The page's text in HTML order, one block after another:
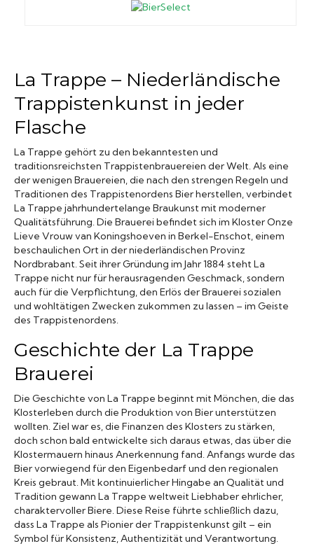
La Trappe – Niederländische
Trappistenkunst in jeder
Flasche
La Trappe gehört zu den bekanntesten und
traditionsreichsten Trappistenbrauereien der Welt. Als eine
der wenigen Brauereien, die nach den strengen Regeln und
Traditionen des Trappistenordens Bier herstellen, verbindet
La Trappe jahrhundertelange Braukunst mit moderner
Qualitätsführung. Die Brauerei befindet sich im Kloster Onze
Lieve Vrouw van Koningshoeven in Berkel-Enschot, einem
beschaulichen Ort in der niederländischen Provinz
Nordbrabant. Seit ihrer Gründung im Jahr 1884 steht La
Trappe nicht nur für herausragenden Geschmack, sondern
auch für die Verpflichtung, den Erlös der Brauerei sozialen
und wohltätigen Zwecken zukommen zu lassen – im Geiste
des Trappistenordens.
Geschichte der La Trappe
Brauerei
Die Geschichte von La Trappe beginnt mit Mönchen, die das
Klosterleben durch die Produktion von Bier unterstützen
wollten. Ziel war es, die Finanzen des Klosters zu stärken,
doch schon bald entwickelte sich daraus etwas, das über die
Klostermauern hinaus Anerkennung fand. Anfangs wurde das
Bier vorwiegend für den Eigenbedarf und den regionalen
Kreis gebraut. Mit kontinuierlicher Hingabe an Qualität und
Tradition gewann La Trappe weltweit Liebhaber ehrlicher,
charaktervoller Biere. Diese Reise führte schließlich dazu,
dass La Trappe als Pionier der Trappistenkunst gilt – ein
Symbol für Konsistenz, Authentizität und Verantwortung.